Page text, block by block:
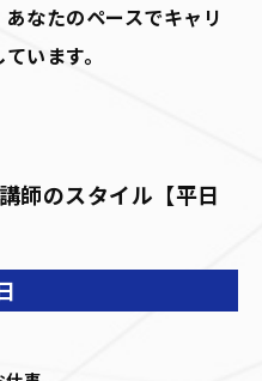
なたのペースでキャリ
います。
師のスタイル【平日